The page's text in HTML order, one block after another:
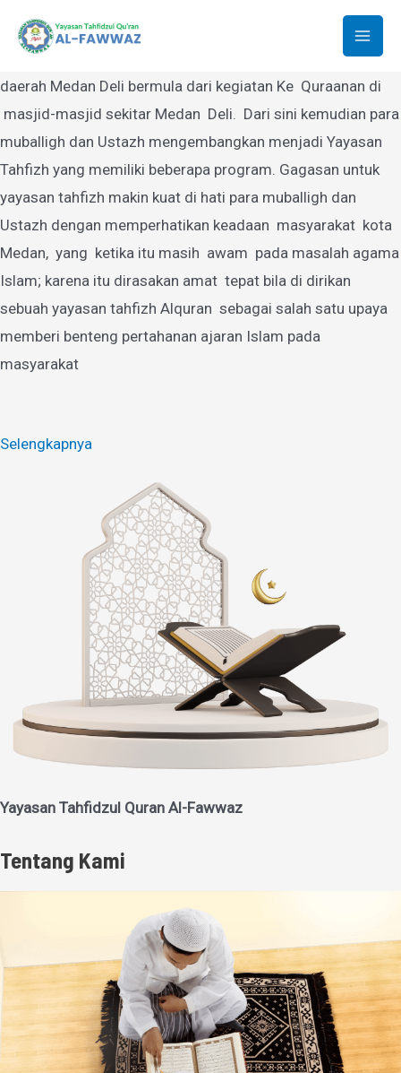
Yayasan Tahfidzul Quran Al-Fawwaz
Yayasan Tahfidzul Quran Al-Fawwaz Medan yang berdiri di
daerah Medan Deli bermula dari kegiatan Ke Quraanan di
masjid-masjid sekitar Medan Deli. Dari sini kemudian para
muballigh dan Ustazh mengembangkan menjadi Yayasan
Tahfizh yang memiliki beberapa program. Gagasan untuk
yayasan tahfizh makin kuat di hati para muballigh dan
Ustazh dengan memperhatikan keadaan masyarakat kota
Medan, yang ketika itu masih awam pada masalah agama
Islam; karena itu dirasakan amat tepat bila di dirikan
sebuah yayasan tahfizh Alquran sebagai salah satu upaya
memberi benteng pertahanan ajaran Islam pada
masyarakat
Selengkapnya
Yayasan Tahfidzul Quran Al-Fawwaz
Tentang Kami